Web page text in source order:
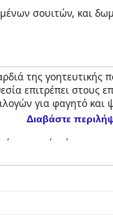
σουιτών, και
της γοητευτικής
επιτρέπει στους
για φαγητό
ιστορικό κτίριο
καθαριότητα και
παρέχοντας ένα
αίσθηση κάνουν
του
Διαβάστε